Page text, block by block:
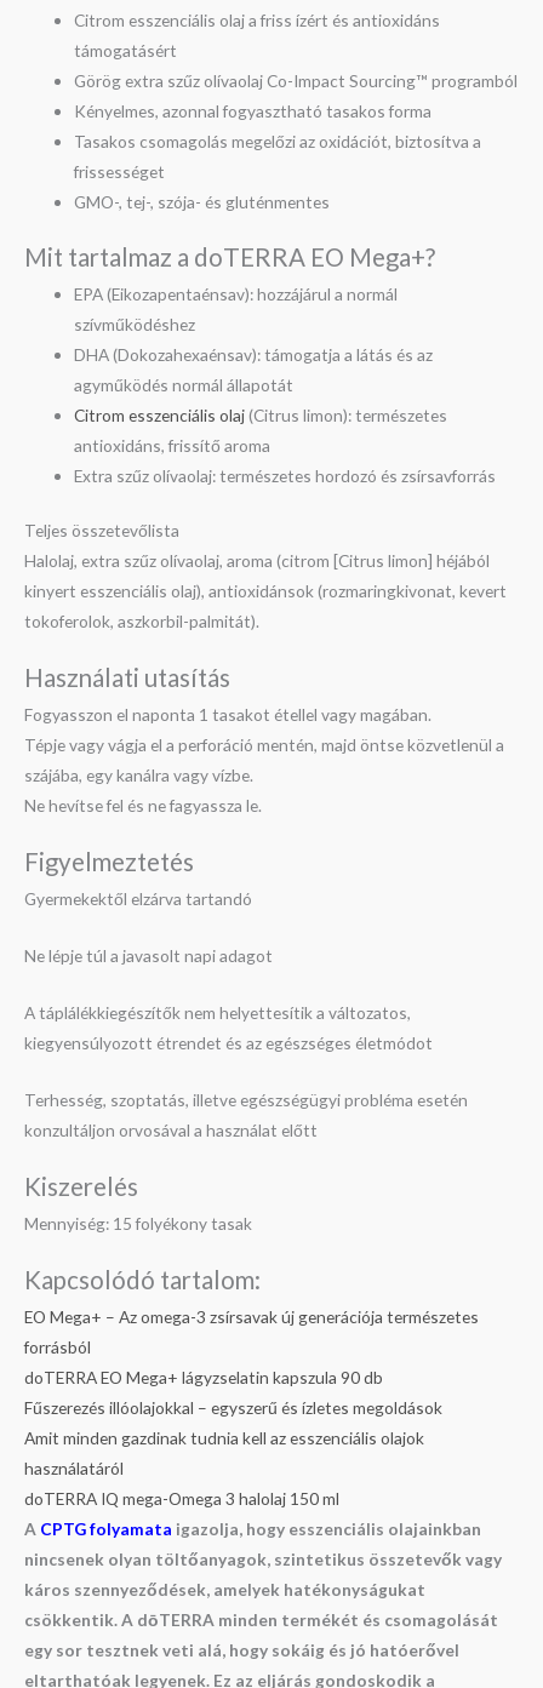
Citrom esszenciális olaj a friss ízért és antioxidáns
támogatásért
Görög extra szűz olívaolaj Co-Impact Sourcing™ programból
Kényelmes, azonnal fogyasztható tasakos forma
Tasakos csomagolás megelőzi az oxidációt, biztosítva a
frissességet
GMO-, tej-, szója- és gluténmentes
Mit tartalmaz a doTERRA EO Mega+?
EPA (Eikozapentaénsav): hozzájárul a normál
szívműködéshez
DHA (Dokozahexaénsav): támogatja a látás és az
agyműködés normál állapotát
Citrom esszenciális olaj(Citrus limon): természetes
antioxidáns, frissítő aroma
Extra szűz olívaolaj: természetes hordozó és zsírsavforrás
Teljes összetevőlista
Halolaj, extra szűz olívaolaj, aroma (citrom [Citrus limon] héjából
kinyert esszenciális olaj), antioxidánsok (rozmaringkivonat, kevert
tokoferolok, aszkorbil-palmitát).
Használati utasítás
Fogyasszon el naponta 1 tasakot étellel vagy magában.
Tépje vagy vágja el a perforáció mentén, majd öntse közvetlenül a
szájába, egy kanálra vagy vízbe.
Ne hevítse fel és ne fagyassza le.
Figyelmeztetés
Gyermekektől elzárva tartandó
Ne lépje túl a javasolt napi adagot
A táplálékkiegészítők nem helyettesítik a változatos,
kiegyensúlyozott étrendet és az egészséges életmódot
Terhesség, szoptatás, illetve egészségügyi probléma esetén
konzultáljon orvosával a használat előtt
Kiszerelés
Mennyiség: 15 folyékony tasak
Kapcsolódó tartalom:
EO Mega+ – Az omega-3 zsírsavak új generációja természetes
forrásból
doTERRA EO Mega+ lágyzselatin kapszula 90 db
Fűszerezés illóolajokkal – egyszerű és ízletes megoldások
Amit minden gazdinak tudnia kell az esszenciális olajok
használatáról
doTERRA IQ mega-Omega 3 halolaj 150 ml
A CPTG folyamata igazolja, hogy esszenciális olajainkban
nincsenek olyan töltőanyagok, szintetikus összetevők vagy
káros szennyeződések, amelyek hatékonyságukat
csökkentik. A dōTERRA minden termékét és csomagolását
egy sor tesztnek veti alá, hogy sokáig és jó hatóerővel
eltarthatóak legyenek. Ez az eljárás gondoskodik a